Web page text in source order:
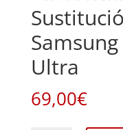
Ultra
69,00€